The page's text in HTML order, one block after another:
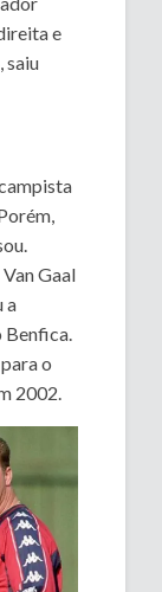
e
saiu
Gaal
a
Benfica.
o
2002.